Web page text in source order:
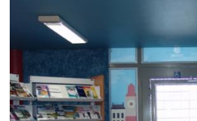
Cultura
Biblioteca